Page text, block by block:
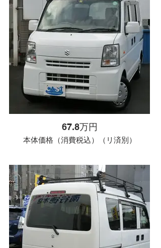
67.8万円
本体価格（消費税込）（リ済別）